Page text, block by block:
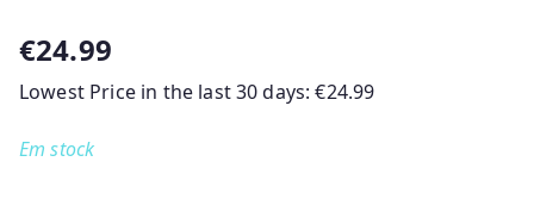
€24.99
Lowest Price in the last 30 days:€24.99
Em stock